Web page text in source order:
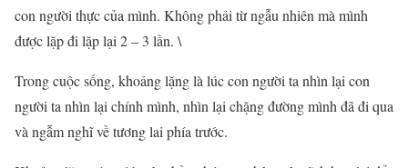
con người thực của mình. Không phải từ ngẫu nhiên mà mình
được lặp đi lặp lại 2 – 3 lần. \
Trong cuộc sống, khoảng lặng là lúc con người ta nhìn lại con
người ta nhìn lại chính mình, nhìn lại chặng đường mình đã đi qua
và ngẫm nghĩ về tương lai phía trước.